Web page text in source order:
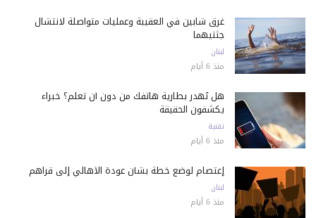
غرق شابين في العقيبة وعمليات متواصلة لانتشال
جثتيهما
لبنان
منذ 6 أيام
هل تُهدر بطارية هاتفك من دون أن تعلم؟ خبراء
يكشفون الحقيقة
تقنية
منذ 6 أيام
إعتصام لوضع خطة بشأن عودة الأهالي إلى قراهم
لبنان
منذ 6 أيام